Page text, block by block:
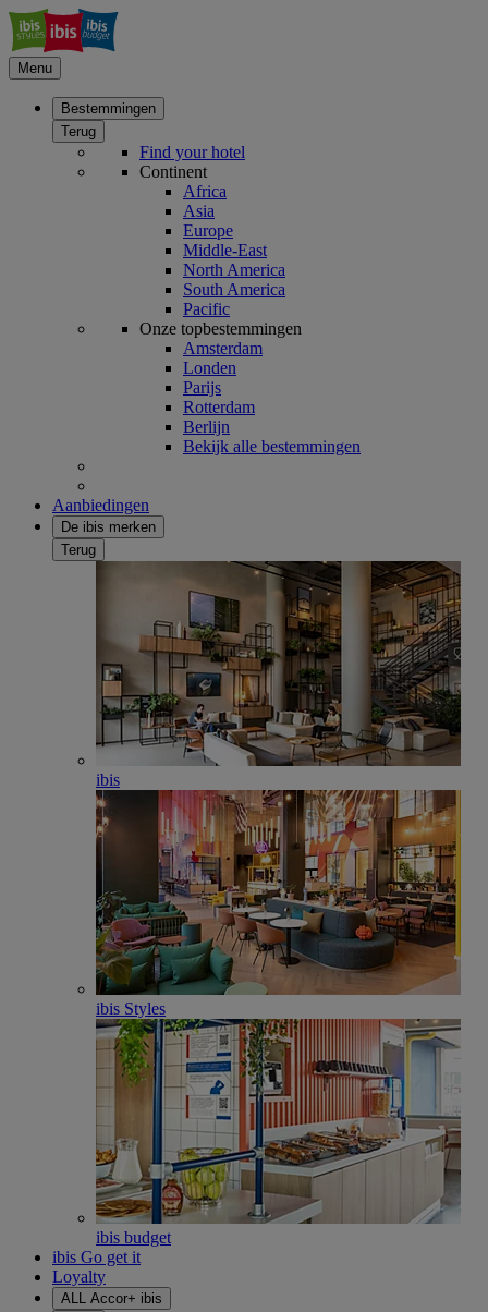
Menu
Bestemmingen
Terug
Find your hotel
Continent
Africa
Asia
Europe
Middle-East
North America
South America
Pacific
Onze topbestemmingen
Amsterdam
Londen
Parijs
Rotterdam
Berlijn
Bekijk alle bestemmingen
Aanbiedingen
De ibis merken
Terug
ibis
ibis Styles
ibis budget
ibis Go get it
Loyalty
ALL Accor+ ibis